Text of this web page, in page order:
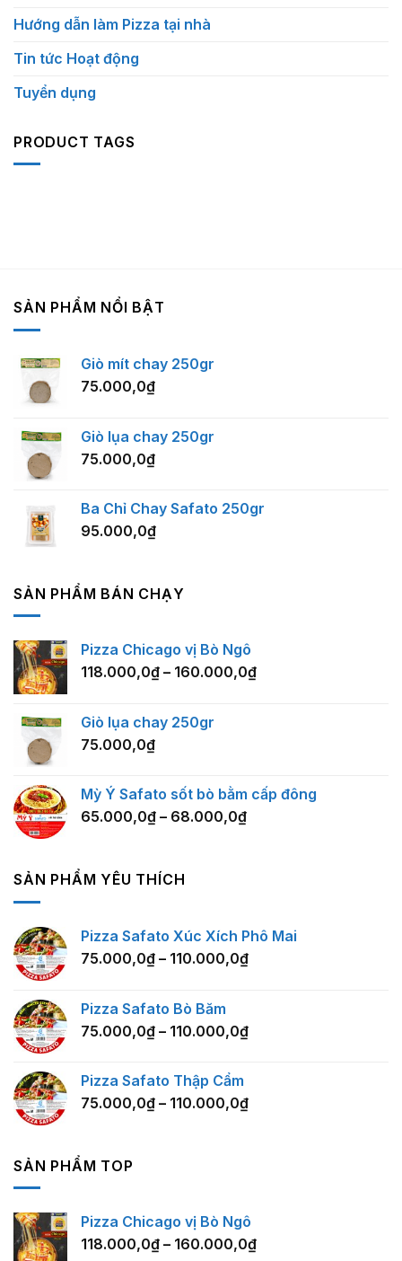
Hướng dẫn làm Pizza tại nhà
Tin tức Hoạt động
Tuyển dụng
PRODUCT TAGS
SẢN PHẨM NỔI BẬT
Giò mít chay 250gr
75.000,0₫
Giò lụa chay 250gr
75.000,0₫
Ba Chỉ Chay Safato 250gr
95.000,0₫
SẢN PHẨM BÁN CHẠY
Pizza Chicago vị Bò Ngô
118.000,0₫ – 160.000,0₫
Giò lụa chay 250gr
75.000,0₫
Mỳ Ý Safato sốt bò bằm cấp đông
65.000,0₫ – 68.000,0₫
SẢN PHẨM YÊU THÍCH
Pizza Safato Xúc Xích Phô Mai
75.000,0₫ – 110.000,0₫
Pizza Safato Bò Băm
75.000,0₫ – 110.000,0₫
Pizza Safato Thập Cẩm
75.000,0₫ – 110.000,0₫
SẢN PHẨM TOP
Pizza Chicago vị Bò Ngô
118.000,0₫ – 160.000,0₫